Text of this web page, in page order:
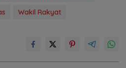
Wakil Rakyat